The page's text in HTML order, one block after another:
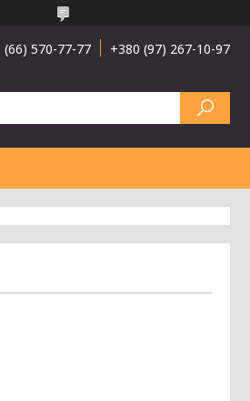
(66) 570-77-77 +380 (97) 267-10-97